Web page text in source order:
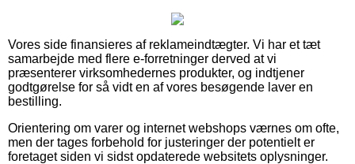
Vores side finansieres af reklameindtægter. Vi har et tæt
samarbejde med flere e-forretninger derved at vi
præsenterer virksomhedernes produkter, og indtjener
godtgørelse for så vidt en af vores besøgende laver en
bestilling.
Orientering om varer og internet webshops værnes om ofte,
men der tages forbehold for justeringer der potentielt er
foretaget siden vi sidst opdaterede websitets oplysninger.